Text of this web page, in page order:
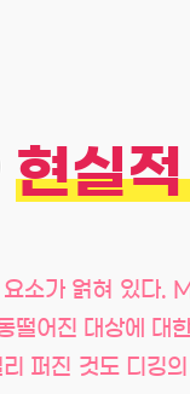
현실
소가 얽혀 있다.
떨어진 대상에
퍼진 것도 디깅